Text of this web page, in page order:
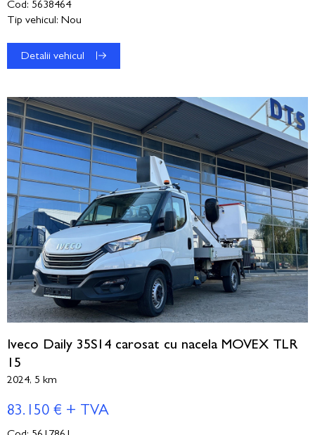
Cod: 5638464
Tip vehicul: Nou
Detalii vehicul
Iveco Daily 35S14 carosat cu nacela MOVEX TLR
15
2024, 5 km
83.150 € + TVA